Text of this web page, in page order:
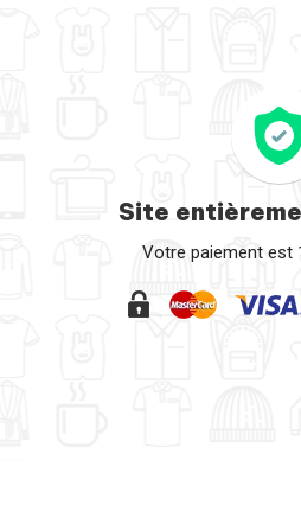
Site
Votre paiement est